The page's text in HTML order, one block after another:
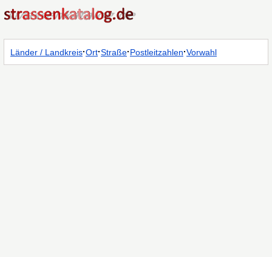
Länder / Landkreis·Ort·Straße·Postleitzahlen·Vorwahl